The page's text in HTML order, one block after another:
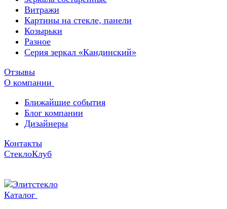
Витражи
Картины на стекле, панели
Козырьки
Разное
Серия зеркал «Кандинский»
Отзывы
О компании
Ближайшие события
Блог компании
Дизайнеры
Контакты
СтеклоКлуб
Каталог